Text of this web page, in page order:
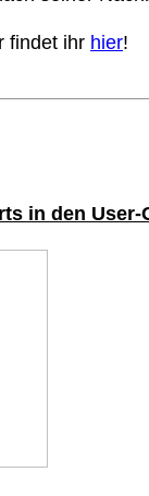
findet ihr hier!
in den User-